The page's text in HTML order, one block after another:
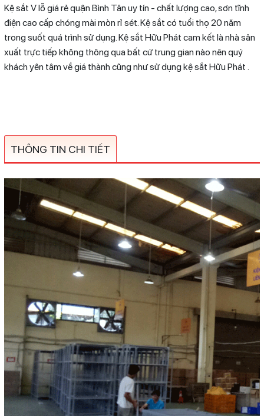
Kệ sắt V lỗ giá rẻ quận Bình Tân uy tín - chất lượng cao, sơn tĩnh
điện cao cấp chóng mài mòn rỉ sét. Kệ sắt có tuổi thọ 20 năm
trong suốt quá trình sử dụng. Kệ sắt Hữu Phát cam kết là nhà sản
xuất trực tiếp không thông qua bất cứ trung gian nào nên quý
khách yên tâm về giá thành cũng như sử dụng kệ sắt Hữu Phát .
THÔNG TIN CHI TIẾT